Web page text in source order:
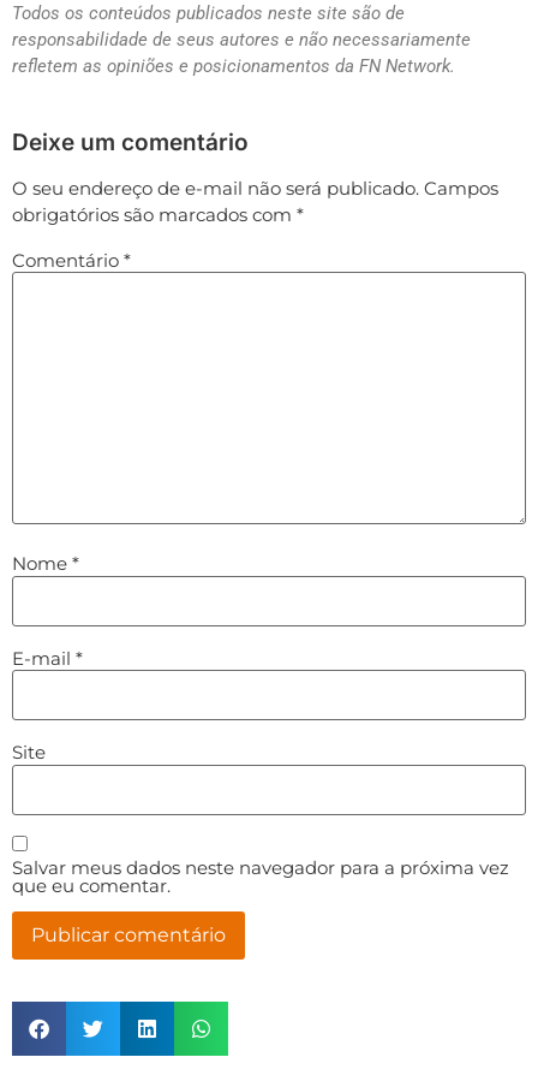
Todos os conteúdos publicados neste site são de
responsabilidade de seus autores e não necessariamente
refletem as opiniões e posicionamentos da FN Network.
Deixe um comentário
O seu endereço de e-mail não será publicado. Campos
obrigatórios são marcados com *
Comentário *
Nome *
E-mail *
Site
Salvar meus dados neste navegador para a próxima vez
que eu comentar.